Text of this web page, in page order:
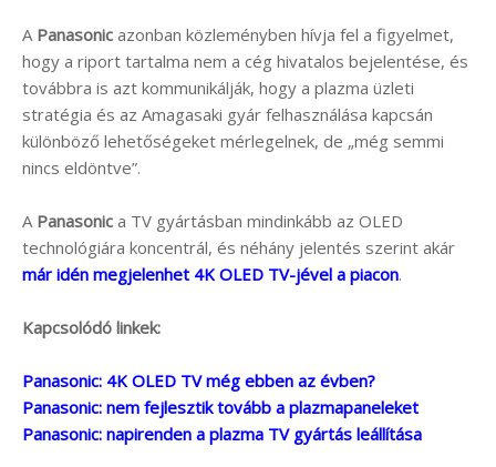
A Panasonic azonban közleményben hívja fel a figyelmet,
hogy a riport tartalma nem a cég hivatalos bejelentése, és
továbbra is azt kommunikálják, hogy a plazma üzleti
stratégia és az Amagasaki gyár felhasználása kapcsán
különböző lehetőségeket mérlegelnek, de „még semmi
nincs eldöntve”.
A Panasonic a TV gyártásban mindinkább az OLED
technológiára koncentrál, és néhány jelentés szerint akár
már idén megjelenhet 4K OLED TV-jével a piacon.
Kapcsolódó linkek:
Panasonic: 4K OLED TV még ebben az évben?
Panasonic: nem fejlesztik tovább a plazmapaneleket
Panasonic: napirenden a plazma TV gyártás leállítása